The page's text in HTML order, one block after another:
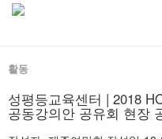
활동
성평등교육센터 | 2018
공동강의안 공유회 현장